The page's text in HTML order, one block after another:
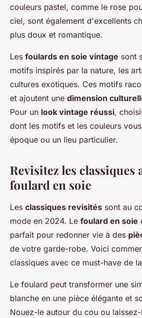
couleurs pastel, comme le rose
ciel, sont également d'excellents
plus doux et romantique.
Les foulards en soie vintage sont
motifs inspirés par la nature, les
cultures exotiques. Ces motifs
et ajoutent une dimension
Pour un look vintage réussi,
dont les motifs et les couleurs
époque ou un lieu particulier.
Revisitez les classiques
foulard en soie
Les classiques revisités sont au
mode en 2024. Le foulard en soie
parfait pour redonner vie à des
de votre garde-robe. Voici
classiques avec ce must-have de
Le foulard peut transformer une
blanche en une pièce élégante et
Nouez-le autour du cou ou